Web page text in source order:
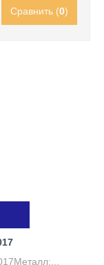
Сравнить (0)